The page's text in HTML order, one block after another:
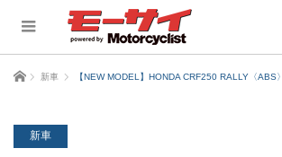
ホーム 新車 【NEW MODEL】HONDA CRF250 RALLY〈ABS〉
新車